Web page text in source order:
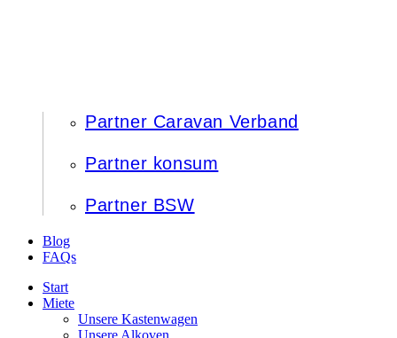
Partner Caravan Verband
Partner konsum
Partner BSW
Blog
FAQs
Start
Miete
Unsere Kastenwagen
Unsere Alkoven